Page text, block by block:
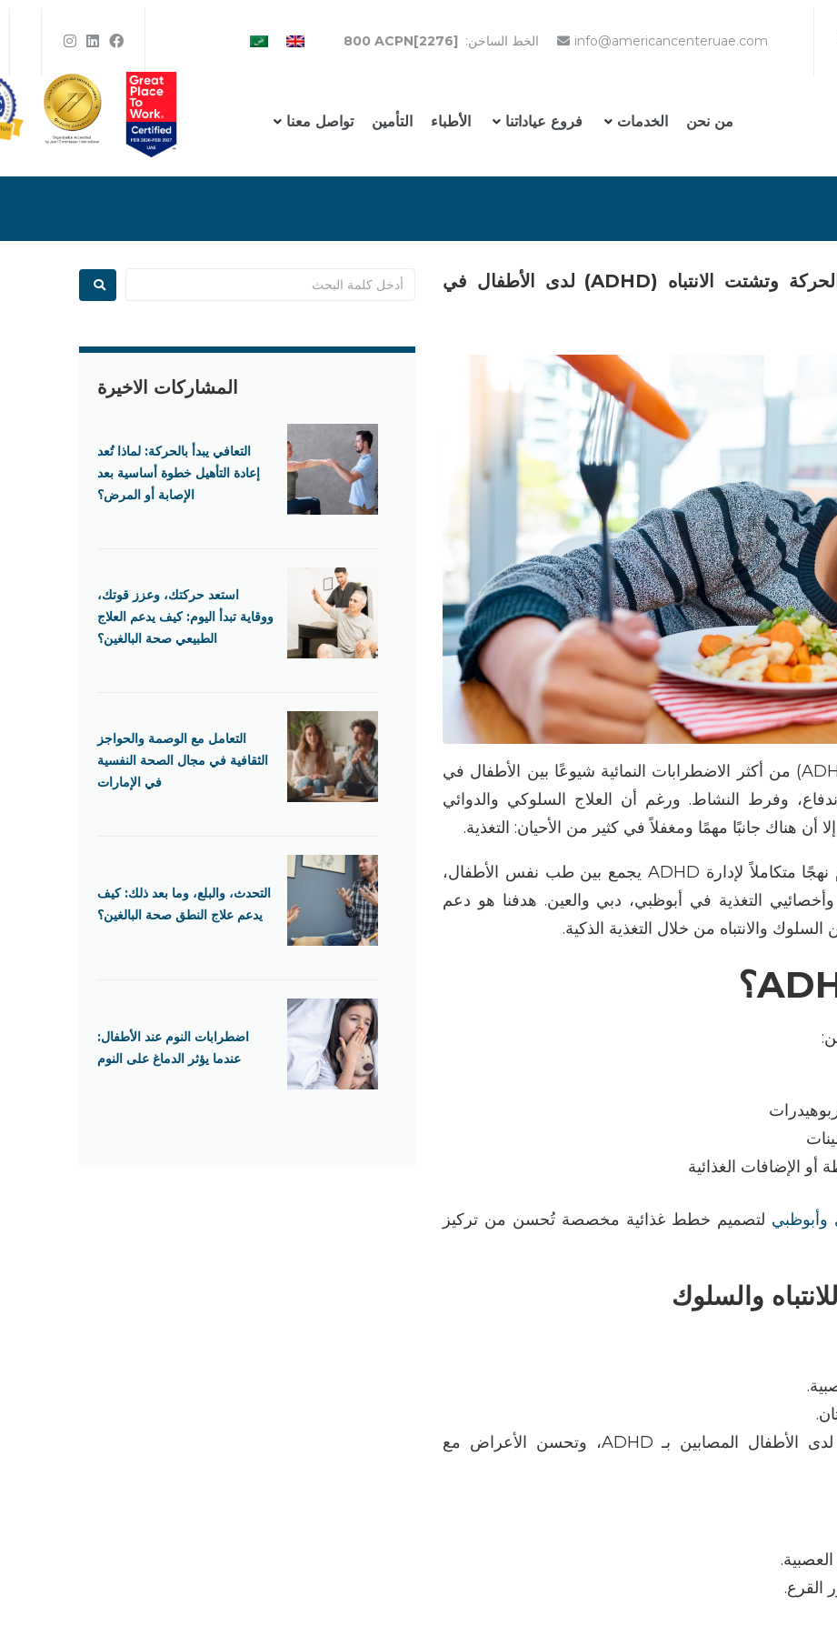
info@americancenteruae.com الخط الساخن:800 ACPN[2276]
من نحن الخدمات فروع عياداتنا الأطباء التأمين تواصل معنا
دور التغذية في إدارة اضطراب فرط الحركة وتشتت الانتباه (ADHD) لدى الأطفال في
من أكثر الاضطرابات النمائية شيوعًا بين الأطفال في
وفرط النشاط. ورغم أن العلاج السلوكي والدوائي
أن هناك جانبًا مهمًا ومغفلاً في كثير من الأحيان: التغذية.
متكاملاً لإدارة ADHD يجمع بين طب نفس الأطفال،
وأخصائيي التغذية في أبوظبي، دبي والعين. هدفنا هو دعم
والانتباه من خلال التغذية الذكية.
؟
:
الإضافات الغذائية
وأبوظبي لتصميم خطط غذائية مخصصة تُحسن من تركيز
والسلوك
.
.
ADHD
، وتحسن الأعراض مع
.
القرع.
المشاركات الاخيرة
التعافي يبدأ بالحركة: لماذا تُعد
إعادة التأهيل خطوة أساسية بعد
الإصابة أو المرض؟
استعد حركتك، وعزز قوتك،
ووقاية تبدأ اليوم: كيف يدعم العلاج
الطبيعي صحة البالغين؟
التعامل مع الوصمة والحواجز
الثقافية في مجال الصحة النفسية
في الإمارات
التحدث، والبلع، وما بعد ذلك: كيف
يدعم علاج النطق صحة البالغين؟
اضطرابات النوم عند الأطفال:
عندما يؤثر الدماغ على النوم